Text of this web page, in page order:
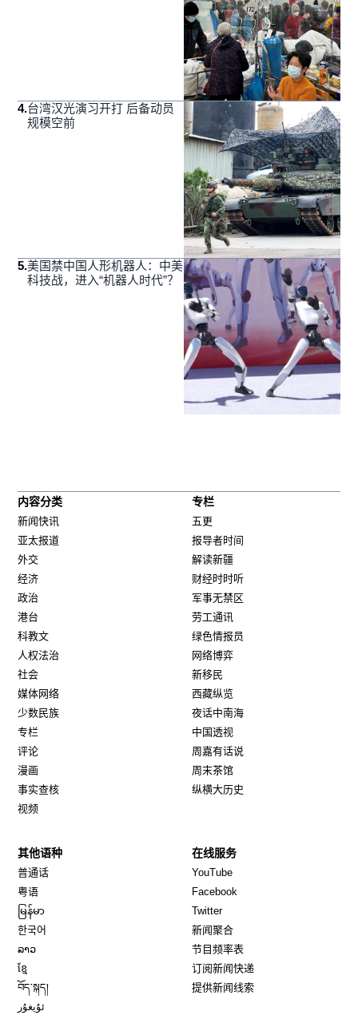
4.台湾汉光演习开打 后备动员
规模空前
5.美国禁中国人形机器人：中美
科技战，进入“机器人时代”？
内容分类
新闻快讯
亚太报道
外交
经济
政治
港台
科教文
人权法治
社会
媒体网络
少数民族
专栏
评论
漫画
事实查核
视频
专栏
五更
报导者时间
解读新疆
财经时时听
军事无禁区
劳工通讯
绿色情报员
网络博弈
新移民
西藏纵览
夜话中南海
中国透视
周嘉有话说
周末茶馆
纵横大历史
其他语种
普通话
粤语
မြန်မာ
한국어
ລາວ
ខ្មែ
བོད་སྐད།
ئۇيغۇر
在线服务
YouTube
Facebook
TwitterOpens in new window
新闻聚合
节目频率表
订阅新闻快递
提供新闻线索